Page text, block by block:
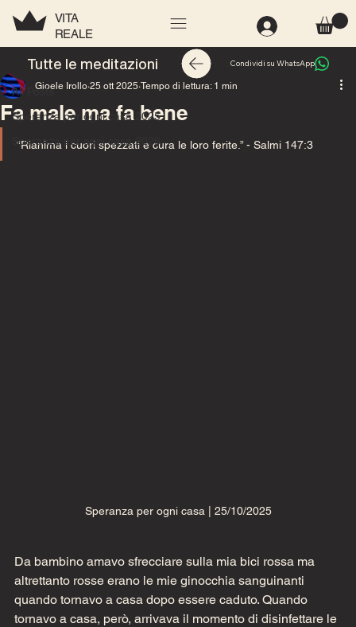
VITA
REALE
All Posts
Speranza per ogni casa 2025
Speranza per ogni casa 2026
All Posts
Fa male ma fa bene
Gioele Irollo 25 ott 2025 Tempo di lettura: 1 min
“Rianima i cuori spezzati e cura le loro ferite.” - Salmi 147:3
Speranza per ogni casa | 25/10/2025
Da bambino amavo sfrecciare sulla mia bici rossa ma
altrettanto rosse erano le mie ginocchia sanguinanti
quando tornavo a casa dopo essere caduto. Quando
tornavo a casa, però, arrivava il momento di disinfettare le
Tutte le meditazioni Condividi su WhatsApp